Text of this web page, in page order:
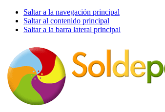
Saltar a la navegación principal
Saltar al contenido principal
Saltar a la barra lateral principal